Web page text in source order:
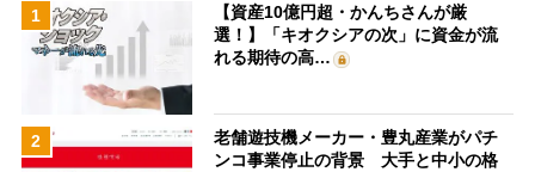
1
【資産10億円超・かんちさんが厳
選！】「キオクシアの次」に資金が流
れる期待の高…
2
老舗遊技機メーカー・豊丸産業がパチ
ンコ事業停止の背景 大手と中小の格